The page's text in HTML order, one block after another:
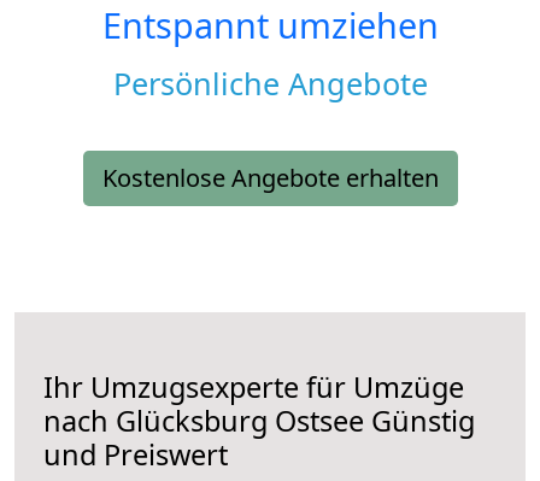
Entspannt umziehen
Persönliche Angebote
Kostenlose Angebote erhalten
Ihr Umzugsexperte für Umzüge
nach Glücksburg Ostsee Günstig
und Preiswert